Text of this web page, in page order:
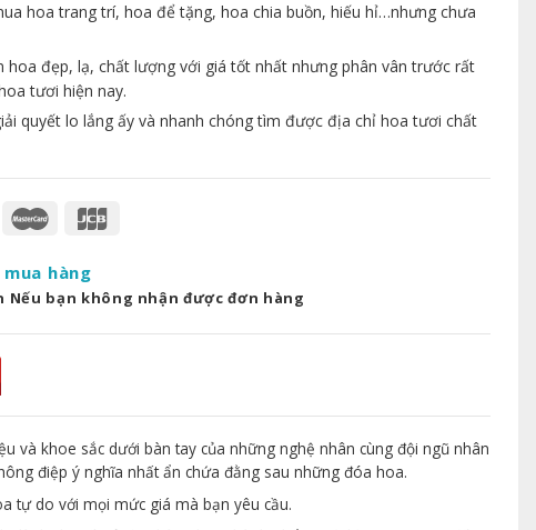
hoa trang trí, hoa để tặng, hoa chia buồn, hiếu hỉ…nhưng chưa
hoa đẹp, lạ, chất lượng với giá tốt nhất nhưng phân vân trước rất
tươi hiện nay.
quyết lo lắng ấy và nhanh chóng tìm được địa chỉ hoa tươi chất
hàng
Nếu bạn không nhận được đơn hàng
và khoe sắc dưới bàn tay của những nghệ nhân cùng đội ngũ nhân
điệp ý nghĩa nhất ẩn chứa đằng sau những đóa hoa.
tự do với mọi mức giá mà bạn yêu cầu.